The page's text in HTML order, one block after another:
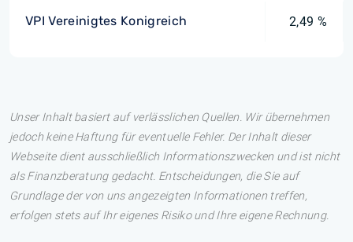
VPI Vereinigtes Konigreich 2,49 %
Unser Inhalt basiert auf verlässlichen Quellen. Wir übernehmen
jedoch keine Haftung für eventuelle Fehler. Der Inhalt dieser
Webseite dient ausschließlich Informationszwecken und ist nicht
als Finanzberatung gedacht. Entscheidungen, die Sie auf
Grundlage der von uns angezeigten Informationen treffen,
erfolgen stets auf Ihr eigenes Risiko und Ihre eigene Rechnung.